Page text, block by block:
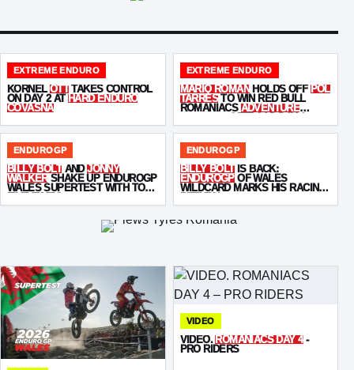
EXTREME ENDURO
KORNEL OTT TAKES CONTROL
ON DAY 2 AT HARD ENDURO
COVASNA
EXTREME ENDURO
MARIO ROMAN HOLDS OFF POL
TARRÉSTO WIN RED BULL
ROMANIACS ADVENTURE
ENDUROGP
BILLY BOLT ANDJONNY
WALKER SHAKE UP ENDUROGP
WALES SUPERTEST WITH TOP-
ENDUROGP
BILLY BOLTIS BACK:
ENDUROGPOF WALES
WILDCARD MARKS HIS RACING
VIDEO
VIDEO. ROMANIACS DAY 4-
PRO RIDERS